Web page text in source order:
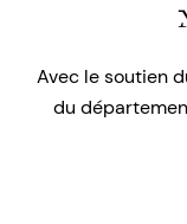
Avec le soutien
du